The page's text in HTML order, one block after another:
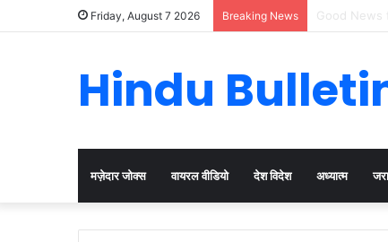
Friday, August 7 2026 Breaking News Cervical
Hindu
मज़ेदार जोक्स वायरल वीडियो देश विदेश अध्यात्म